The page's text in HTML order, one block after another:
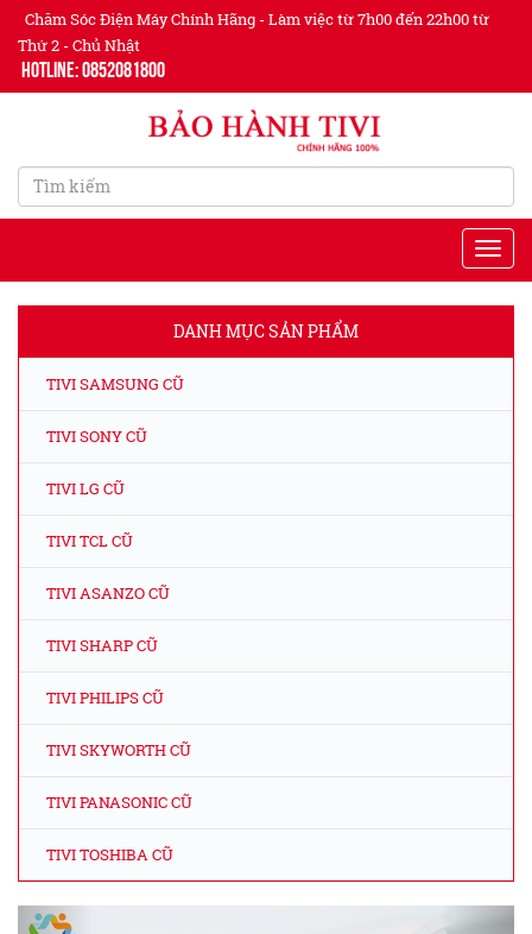
Chăm Sóc Điện Máy Chính Hãng - Làm việc từ 7h00 đến 22h00 từ
Thứ 2 - Chủ Nhật
Hotline: 0852081800
DANH MỤC SẢN PHẨM
TIVI SAMSUNG CŨ
TIVI SONY CŨ
TIVI LG CŨ
TIVI TCL CŨ
TIVI ASANZO CŨ
TIVI SHARP CŨ
TIVI PHILIPS CŨ
TIVI SKYWORTH CŨ
TIVI PANASONIC CŨ
TIVI TOSHIBA CŨ
Previous Next